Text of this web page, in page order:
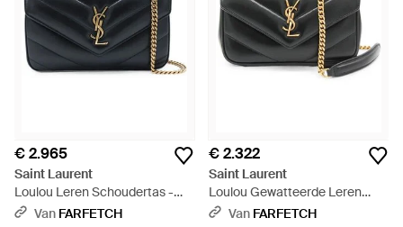
€ 2.965
Saint Laurent
Loulou Leren Schoudertas -
Zwart
Van FARFETCH
€ 2.322
Saint Laurent
Loulou Gewatteerde Leren
Schoudertas - Zwart
Van FARFETCH